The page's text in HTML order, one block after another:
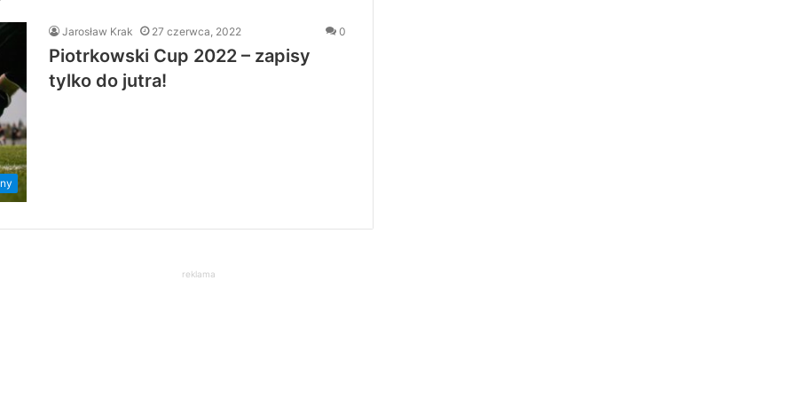
Jarosław Krak 27 czerwca, 2022 0
Piotrkowski Cup 2022 – zapisy
tylko do jutra!
reklama